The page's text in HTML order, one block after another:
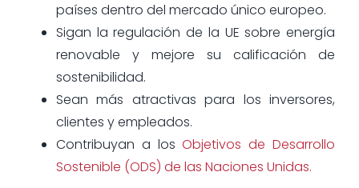
países dentro del mercado único europeo.
Sigan la regulación de la UE sobre energía
renovable y mejore su calificación de
sostenibilidad.
Sean más atractivas para los inversores,
clientes y empleados.
Contribuyan a losObjetivos de Desarrollo
Sostenible (ODS) de las Naciones Unidas.